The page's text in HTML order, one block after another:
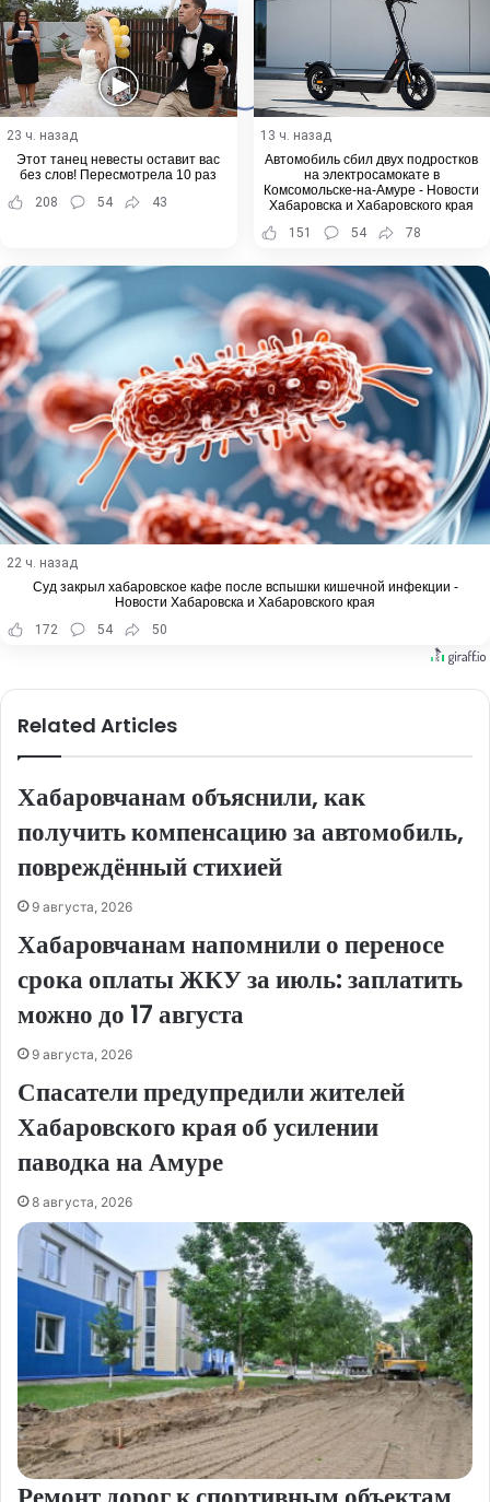
23 ч. назад
Этот танец невесты оставит вас
без слов! Пересмотрела 10 раз
208
54 43
13 ч. назад
Автомобиль сбил двух подростков
на электросамокате в
Комсомольске-на-Амуре - Новости
Хабаровска и Хабаровского края
151
54 78
22 ч. назад
Суд закрыл хабаровское кафе после вспышки кишечной инфекции -
Новости Хабаровска и Хабаровского края
172
54 50
Related Articles
Хабаровчанам объяснили, как
получить компенсацию за автомобиль,
повреждённый стихией
9 августа, 2026
Хабаровчанам напомнили о переносе
срока оплаты ЖКУ за июль: заплатить
можно до 17 августа
9 августа, 2026
Спасатели предупредили жителей
Хабаровского края об усилении
паводка на Амуре
8 августа, 2026